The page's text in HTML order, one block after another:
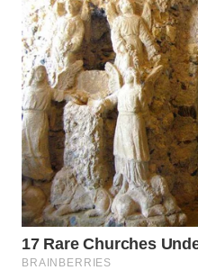
WN
DANAU
TOBA
WN
NIAS
WN
LANGKAT
WN
TAPANULI
SELATAN